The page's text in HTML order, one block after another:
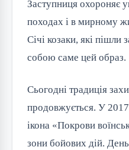
Заступниця охороняє
походах і в мирному
Січі козаки, які пішли
собою саме цей образ.
Сьогодні традиція
продовжується. У
ікона «Покрови
зони бойових дій.